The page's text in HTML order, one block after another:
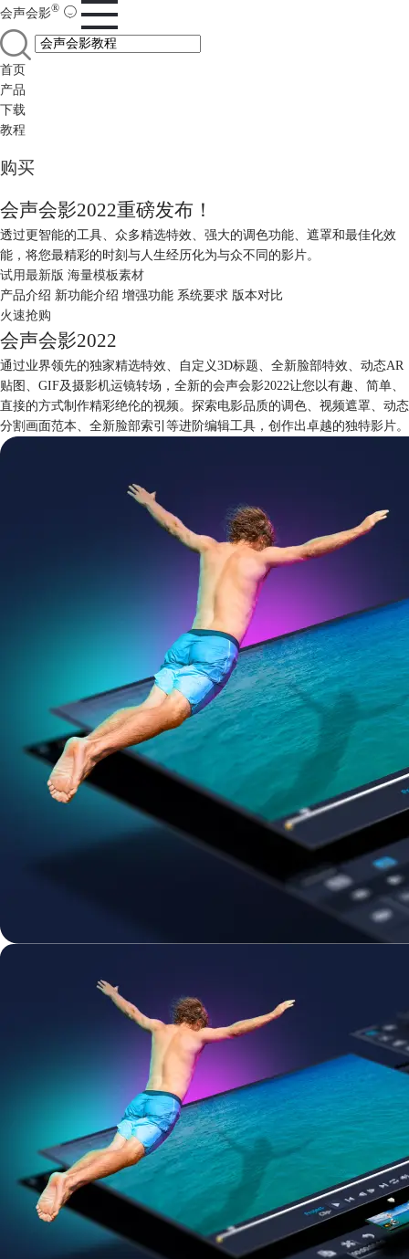
会声会影®
首页
产品
下载
教程
购买
会声会影2022重磅发布！
透过更智能的工具、众多精选特效、强大的调色功能、遮罩和最佳化效
能， 将您最精彩的时刻与人生经历化为与众不同的影片。
试用最新版 海量模板素材
产品介绍 新功能介绍 增强功能 系统要求 版本对比
火速抢购
会声会影2022
通过业界领先的独家精选特效、自定义3D标题、全新脸部特效、动态AR
贴图、GIF及摄影机运镜转场，全新的会声会影2022让您以有趣、简单、
直接的方式制作精彩绝伦的视频。探索电影品质的调色、视频遮罩、动态
分割画面范本、全新脸部索引等进阶编辑工具，创作出卓越的独特影片。